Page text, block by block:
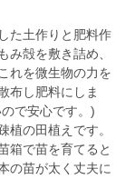
た土作りと肥料作
み殻を敷き詰め、
れを微生物の力を
布し肥料にしま
で安心です。)
植の田植えです。
箱で苗を育てると
の苗が太く丈夫に